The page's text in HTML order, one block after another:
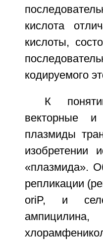
кислота
кислоты,
кодируемого
К
векторные
плазмиды
изобретении
«плазмида».
репликации
oriP, и